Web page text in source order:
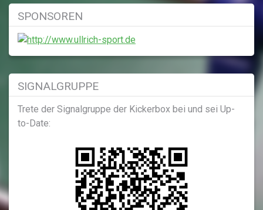
SPONSOREN
SIGNALGRUPPE
Trete der Signalgruppe der Kickerbox bei und sei Up-
to-Date: